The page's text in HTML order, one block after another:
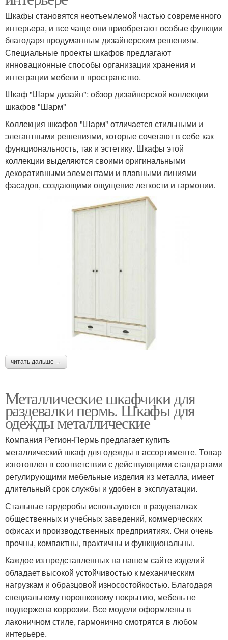
Шкафы становятся неотъемлемой частью современного
интерьера, и все чаще они приобретают особые функции
благодаря продуманным дизайнерским решениям.
Специальные проекты шкафов предлагают
инновационные способы организации хранения и
интеграции мебели в пространство.
Шкаф "Шарм дизайн": обзор дизайнерской коллекции
шкафов "Шарм"
Коллекция шкафов "Шарм" отличается стильными и
элегантными решениями, которые сочетают в себе как
функциональность, так и эстетику. Шкафы этой
коллекции выделяются своими оригинальными
декоративными элементами и плавными линиями
фасадов, создающими ощущение легкости и гармонии.
читать дальше →
Металлические шкафчики для
раздевалки пермь. Шкафы для
одежды металлические
Компания Регион-Пермь предлагает купить
металлический шкаф для одежды в ассортименте. Товар
изготовлен в соответствии с действующими стандартами
регулирующими мебельные изделия из металла, имеет
длительный срок службы и удобен в эксплуатации.
Стальные гардеробы используются в раздевалках
общественных и учебных заведений, коммерческих
офисах и производственных предприятиях. Они очень
прочны, компактны, практичны и функциональны.
Каждое из представленных на нашем сайте изделий
обладает высокой устойчивостью к механическим
нагрузкам и образцовой износостойкостью. Благодаря
специальному порошковому покрытию, мебель не
подвержена коррозии. Все модели оформлены в
лаконичном стиле, гармонично смотрятся в любом
интерьере.